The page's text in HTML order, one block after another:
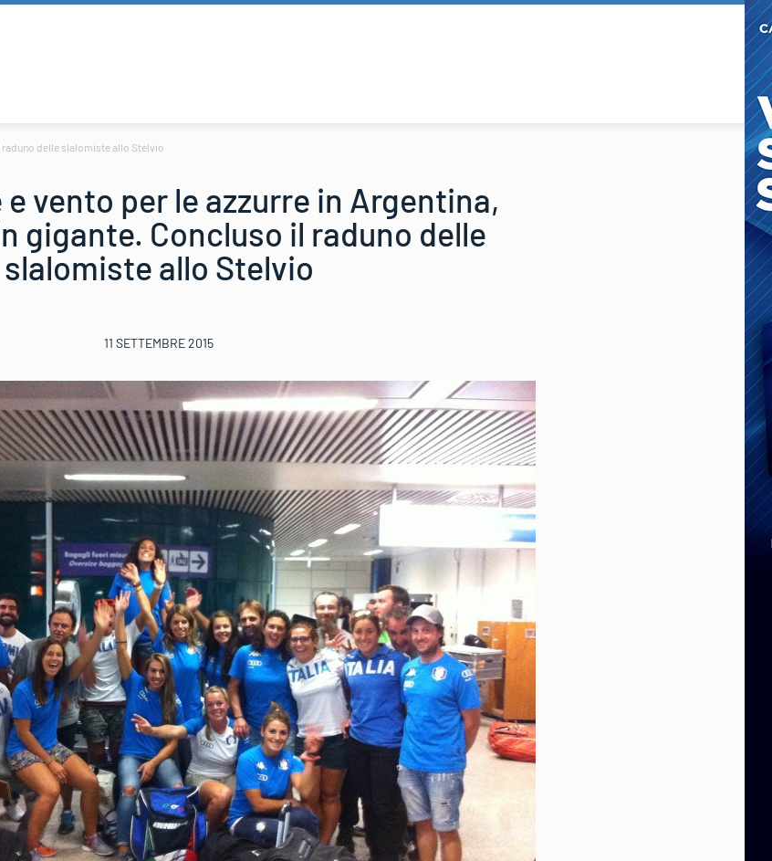
raduno delle slalomiste allo Stelvio
e vento per le azzurre in Argentina,
gigante. Concluso il raduno delle
slalomiste allo Stelvio
11 SETTEMBRE 2015